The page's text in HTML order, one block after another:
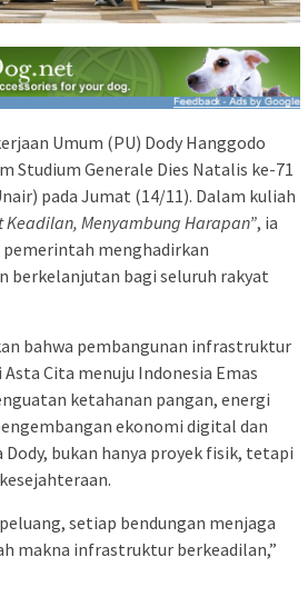
Umum (PU) Dody Hanggodo
Studium Generale Dies Natalis ke-71
pada Jumat (14/11). Dalam kuliah
Keadilan, Menyambung Harapan”, ia
menghadirkan
berkelanjutan bagi seluruh rakyat
bahwa pembangunan infrastruktur
Cita menuju Indonesia Emas
ketahanan pangan, energi
ekonomi digital dan
bukan hanya proyek fisik, tetapi
setiap bendungan menjaga
makna infrastruktur berkeadilan,”